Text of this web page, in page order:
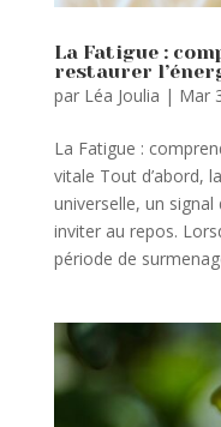
La Fatigue :
restaurer
par Léa Joulia | Mar
La Fatigue :
vitale Tout d’abord,
universelle, un signal
inviter au repos.
période de